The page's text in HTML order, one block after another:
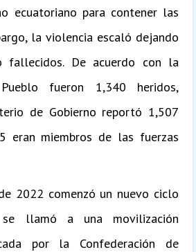
ecuatoriano para contener las
la violencia escaló dejando
fallecidos. De acuerdo con la
fueron 1,340 heridos,
de Gobierno reportó 1,507
eran miembros de las fuerzas
2022 comenzó un nuevo ciclo
llamó a una movilización
por la Confederación de